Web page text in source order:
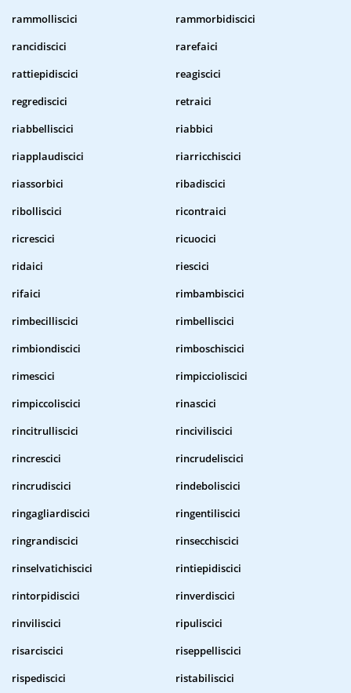
rammolliscici
rammorbidiscici
rancidiscici
rarefaici
rattiepidiscici
reagiscici
regrediscici
retraici
riabbelliscici
riabbici
riapplaudiscici
riarricchiscici
riassorbici
ribadiscici
ribolliscici
ricontraici
ricrescici
ricuocici
ridaici
riescici
rifaici
rimbambiscici
rimbecilliscici
rimbelliscici
rimbiondiscici
rimboschiscici
rimescici
rimpiccioliscici
rimpiccoliscici
rinascici
rincitrulliscici
rinciviliscici
rincrescici
rincrudeliscici
rincrudiscici
rindeboliscici
ringagliardiscici
ringentiliscici
ringrandiscici
rinsecchiscici
rinselvatichiscici
rintiepidiscici
rintorpidiscici
rinverdiscici
rinviliscici
ripuliscici
risarciscici
riseppelliscici
rispediscici
ristabiliscici